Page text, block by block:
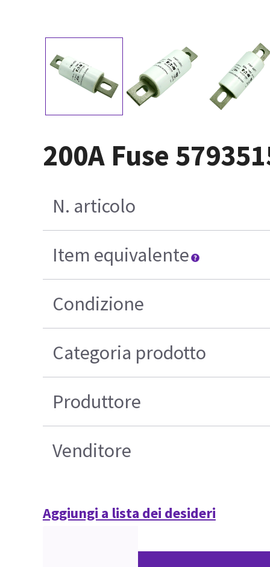
200A Fuse
N. articolo
Item equivalente
Condizione
Categoria prodotto
Produttore
Venditore
Aggiungi a lista dei desideri